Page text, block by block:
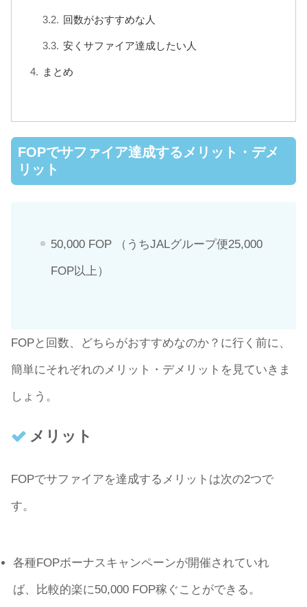
回数がおすすめな人
安くサファイア達成したい人
まとめ
FOPでサファイア達成するメリット・デメ
リット
50,000 FOP （うちJALグループ便25,000
FOP以上）
FOPと回数、どちらがおすすめなのか？に行く前に、
簡単にそれぞれのメリット・デメリットを見ていきま
しょう。
メリット
FOPでサファイアを達成するメリットは次の2つで
す。
各種FOPボーナスキャンペーンが開催されていれ
ば、比較的楽に50,000 FOP稼ぐことができる。